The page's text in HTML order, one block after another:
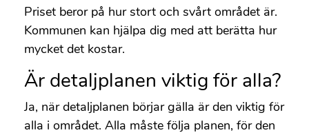
Priset beror på hur stort och svårt området är.
Kommunen kan hjälpa dig med att berätta hur
mycket det kostar.
Är detaljplanen viktig för alla?
Ja, när detaljplanen börjar gälla är den viktig för
alla i området. Alla måste följa planen, för den